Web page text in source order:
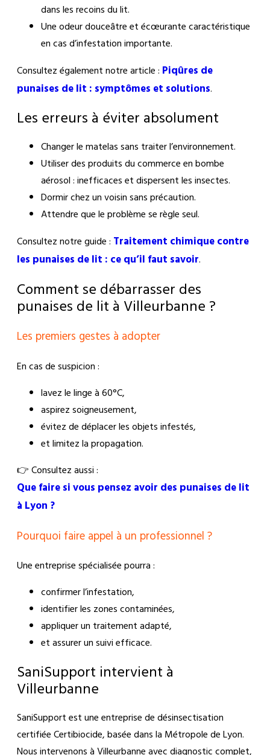
dans les recoins du lit.
Une odeur douceâtre et écœurante caractéristique
en cas d’infestation importante.
Consultez également notre article : Piqûres de
punaises de lit : symptômes et solutions.
Les erreurs à éviter absolument
Changer le matelas sans traiter l’environnement.
Utiliser des produits du commerce en bombe
aérosol : inefficaces et dispersent les insectes.
Dormir chez un voisin sans précaution.
Attendre que le problème se règle seul.
Consultez notre guide : Traitement chimique contre
les punaises de lit : ce qu’il faut savoir.
Comment se débarrasser des
punaises de lit à Villeurbanne ?
Les premiers gestes à adopter
En cas de suspicion :
lavez le linge à 60°C,
aspirez soigneusement,
évitez de déplacer les objets infestés,
et limitez la propagation.
👉 Consultez aussi :
Que faire si vous pensez avoir des punaises de lit
à Lyon ?
Pourquoi faire appel à un professionnel ?
Une entreprise spécialisée pourra :
confirmer l’infestation,
identifier les zones contaminées,
appliquer un traitement adapté,
et assurer un suivi efficace.
SaniSupport intervient à
Villeurbanne
SaniSupport est une entreprise de désinsectisation
certifiée Certibiocide, basée dans la Métropole de Lyon.
Nous intervenons à Villeurbanne avec diagnostic complet,